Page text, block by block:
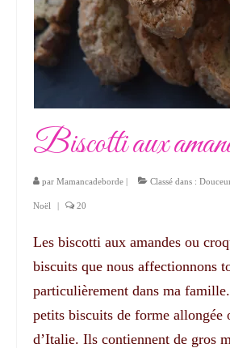
Biscotti aux
par Mamancadeborde | Classé dans :
Noël | 20
Les biscotti aux amandes ou
biscuits que nous affectionnons
particulièrement dans ma
petits biscuits de forme allongée
d’Italie. Ils contiennent de gros